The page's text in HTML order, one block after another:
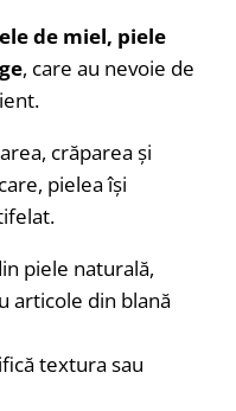
de miel, piele
, care au nevoie de
crăparea și
pielea își
piele naturală,
articole din blană
textura sau